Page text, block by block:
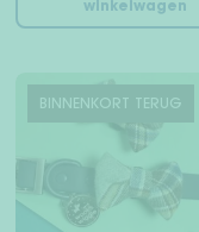
Verzending &
Betaalmethodes
Herroepingsrecht
winkelwagen
BINNENKORT TERUG